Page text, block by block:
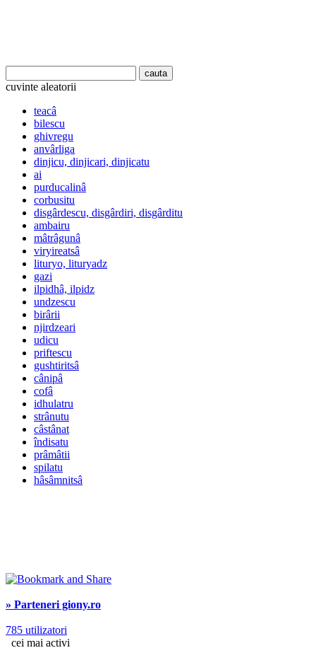
cuvinte aleatorii
teacâ
bilescu
ghivregu
anvârliga
dinjicu, dinjicari, dinjicatu
ai
purducalinâ
corbusitu
disgârdescu, disgârdiri, disgârditu
ambairu
mâtrâgunâ
viryireatsâ
lituryo, lituryadz
gazi
ilpidhâ, ilpidz
undzescu
birârii
njirdzeari
udicu
priftescu
gushtiritsâ
cânipâ
cofâ
idhulatru
strânutu
câstânat
îndisatu
prâmâtii
spilatu
hâsâmnitsâ
» Parteneri giony.ro
785 utilizatori
cei mai activi